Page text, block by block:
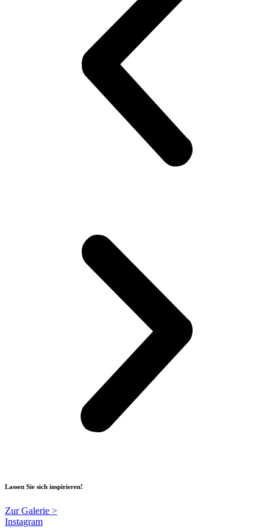
Lassen Sie sich inspirieren!
Zur Galerie >
Instagram